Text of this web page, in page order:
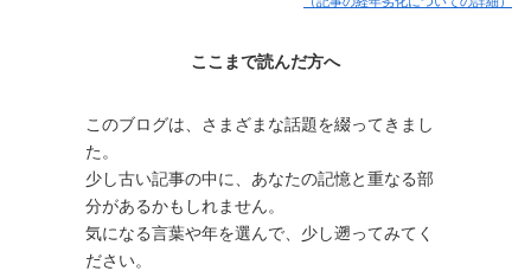
ここまで読んだ方へ
このブログは、さまざまな話題を綴ってきまし
た。
少し古い記事の中に、あなたの記憶と重なる部
分があるかもしれません。
気になる言葉や年を選んで、少し遡ってみてく
ださい。